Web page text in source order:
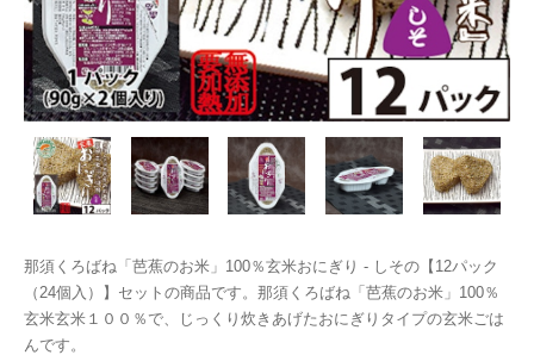
那須くろばね「芭蕉のお米」100％玄米おにぎり - しその【12パック
（24個入）】セットの商品です。那須くろばね「芭蕉のお米」100％
玄米玄米１００％で、じっくり炊きあげたおにぎりタイプの玄米ごは
んです。